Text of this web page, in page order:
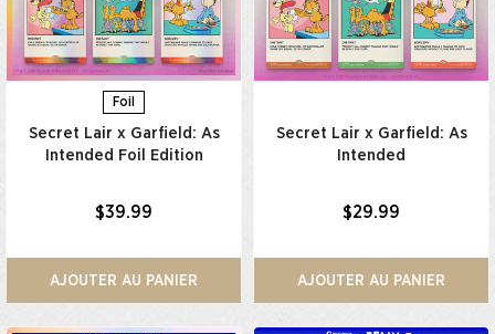
Foil
Secret Lair x Garfield: As
Intended Foil Edition​
$39.99
AJOUTER AU PANIER
Secret Lair x Garfield: As
Intended​
$29.99
AJOUTER AU PANIER